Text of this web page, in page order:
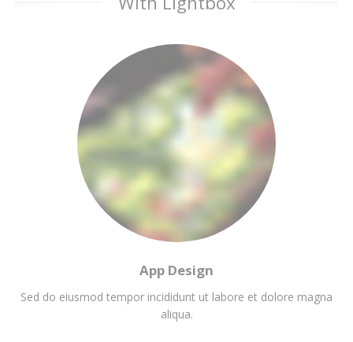
App Design
Sed do eiusmod tempor incididunt ut labore et dolore magna
aliqua.